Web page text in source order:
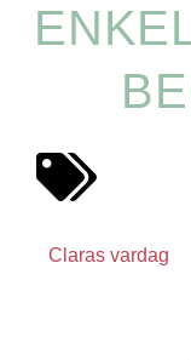
Claras vardag